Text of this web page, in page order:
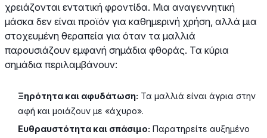
χρειάζονται εντατική φροντίδα. Μια αναγεννητική
μάσκα δεν είναι προϊόν για καθημερινή χρήση, αλλά μια
στοχευμένη θεραπεία για όταν τα μαλλιά
παρουσιάζουν εμφανή σημάδια φθοράς. Τα κύρια
σημάδια περιλαμβάνουν:
Ξηρότητα και αφυδάτωση: Τα μαλλιά είναι άγρια στην
αφή και μοιάζουν με «άχυρο».
Ευθραυστότητα και σπάσιμο: Παρατηρείτε αυξημένο